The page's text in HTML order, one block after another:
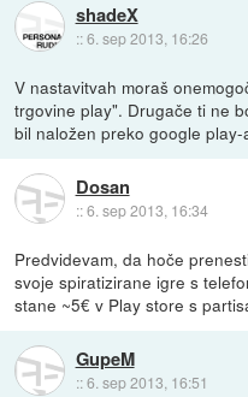
shadeX
::6. sep 2013, 16:26
V nastavitvah moraš
trgovine play". Drugače ti ne
bil naložen preko google play-
Dosan
::6. sep 2013, 16:34
Predvidevam, da hoče
svoje spiratizirane igre s
stane ~5€ v Play store s
GupeM
::6. sep 2013, 16:51